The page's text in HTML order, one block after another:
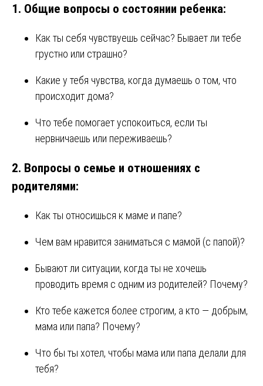
1. Общие вопросы о состоянии ребенка:
Как ты себя чувствуешь сейчас? Бывает ли тебе
грустно или страшно?
Какие у тебя чувства, когда думаешь о том, что
происходит дома?
Что тебе помогает успокоиться, если ты
нервничаешь или переживаешь?
2. Вопросы о семье и отношениях с
родителями:
Как ты относишься к маме и папе?
Чем вам нравится заниматься с мамой (с папой)?
Бывают ли ситуации, когда ты не хочешь
проводить время с одним из родителей? Почему?
Кто тебе кажется более строгим, а кто — добрым,
мама или папа? Почему?
Что бы ты хотел, чтобы мама или папа делали для
тебя?